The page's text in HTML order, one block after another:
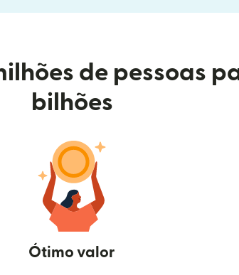
de pessoas
bilhões
Ótimo valor